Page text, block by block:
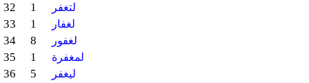
32 1 لتغفر
33 1 لغفار
34 8 لغفور
35 1 لمغفرة
36 5 ليغفر